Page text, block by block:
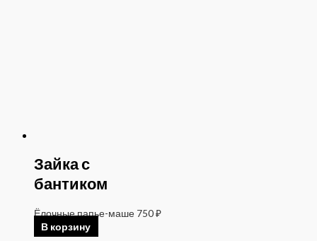
Зайка с
бантиком
Ёлочные папье-маше 750₽
В корзину